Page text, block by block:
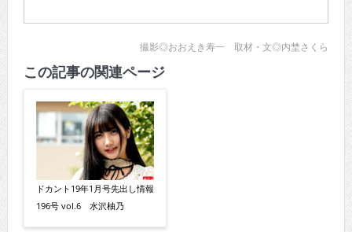
撮影◎おおえき寿一 取材・文◎内埜さくら
この記事の関連ページ
ドカント19年1月号先出し情報
196号 vol.6 水沢柚乃